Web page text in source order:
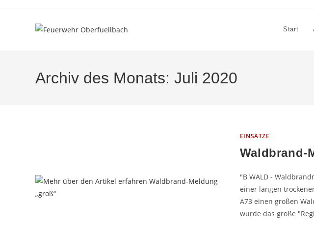
Start
Archiv des Monats: Juli 2020
EINSÄTZE
Waldbrand-
"B WALD -
einer langen
A73 einen großen
wurde das große